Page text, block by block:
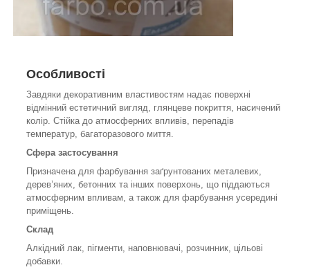
Особливості
Завдяки декоративним властивостям надає поверхні
відмінний естетичний вигляд, глянцеве покриття, насичений
колір. Стійка до атмосферних впливів, перепадів
температур, багаторазового миття.
Сфера застосування
Призначена для фарбування заґрунтованих металевих,
дерев’яних, бетонних та інших поверхонь, що піддаються
атмосферним впливам, а також для фарбування усередині
приміщень.
Склад
Алкідний лак, пігменти, наповнювачі, розчинник, цільові
добавки.